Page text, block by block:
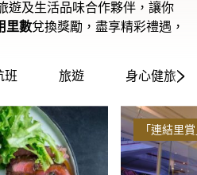
遊及生活品味合作夥伴，讓你
里數兌換獎勵，盡享精彩禮遇，
班 旅遊 身心健旅
「連結里